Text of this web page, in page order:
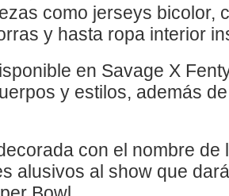
como jerseys bicolor,
y hasta ropa interior
en Savage X
y estilos, además
con el nombre de
alusivos al show que